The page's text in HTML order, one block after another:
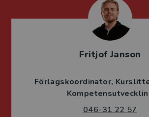
Fritjof Janson
Förlagskoordinator
046-31 22 57